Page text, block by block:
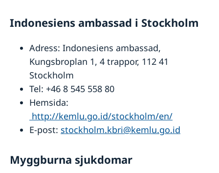
Indonesiens ambassad i Stockholm
Adress: Indonesiens ambassad,
Kungsbroplan 1, 4 trappor, 112 41
Stockholm
Tel: +46 8 545 558 80
Hemsida:
http://kemlu.go.id/stockholm/en/
E-post: stockholm.kbri@kemlu.go.id
Myggburna sjukdomar